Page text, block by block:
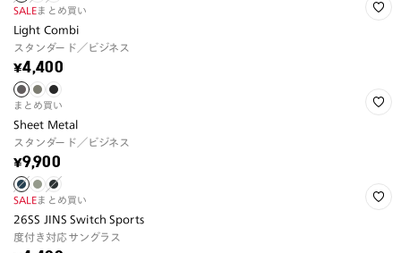
SALEまとめ買い
Light Combi
スタンダード／ビジネス
¥4,400
まとめ買い
Sheet Metal
スタンダード／ビジネス
¥9,900
SALEまとめ買い
26SS JINS Switch Sports
度付き対応サングラス